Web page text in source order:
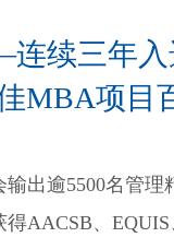
续三年入
MBA项目
出逾5500名管理
得AACSB、